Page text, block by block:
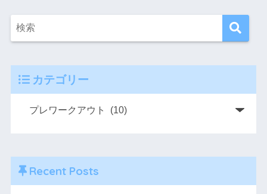
カテゴリー
Recent Posts